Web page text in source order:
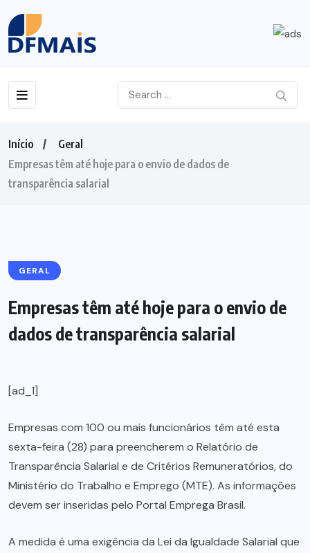
Início
Geral
Empresas têm até hoje para o envio de dados de
transparência salarial
GERAL
Empresas têm até hoje para o envio de
dados de transparência salarial
[ad_1]
Empresas com 100 ou mais funcionários têm até esta
sexta-feira (28) para preencherem o Relatório de
Transparência Salarial e de Critérios Remuneratórios, do
Ministério do Trabalho e Emprego (MTE). As informações
devem ser inseridas pelo Portal Emprega Brasil.
A medida é uma exigência da Lei da Igualdade Salarial que